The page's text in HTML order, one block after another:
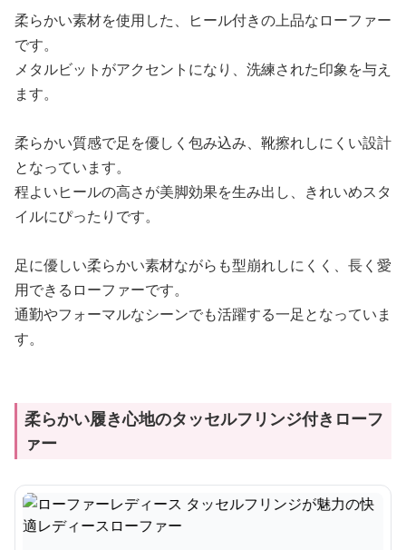
柔らかい素材を使用した、ヒール付きの上品なローファー
です。
メタルビットがアクセントになり、洗練された印象を与え
ます。
柔らかい質感で足を優しく包み込み、靴擦れしにくい設計
となっています。
程よいヒールの高さが美脚効果を生み出し、きれいめスタ
イルにぴったりです。
足に優しい柔らかい素材ながらも型崩れしにくく、長く愛
用できるローファーです。
通勤やフォーマルなシーンでも活躍する一足となっていま
す。
柔らかい履き心地のタッセルフリンジ付きローフ
ァー